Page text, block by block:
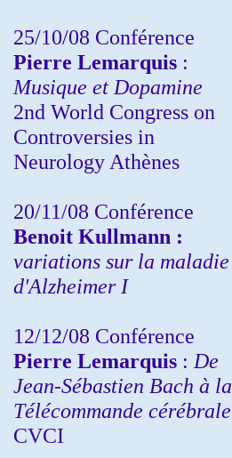
25/10/08 Conférence
Pierre Lemarquis :
Musique et Dopamine
2nd World Congress on
Controversies in
Neurology Athènes
20/11/08 Conférence
Benoit Kullmann :
variations sur la maladie
d'Alzheimer I
12/12/08 Conférence
Pierre Lemarquis : De
Jean-Sébastien Bach à la
Télécommande cérébrale
CVCI